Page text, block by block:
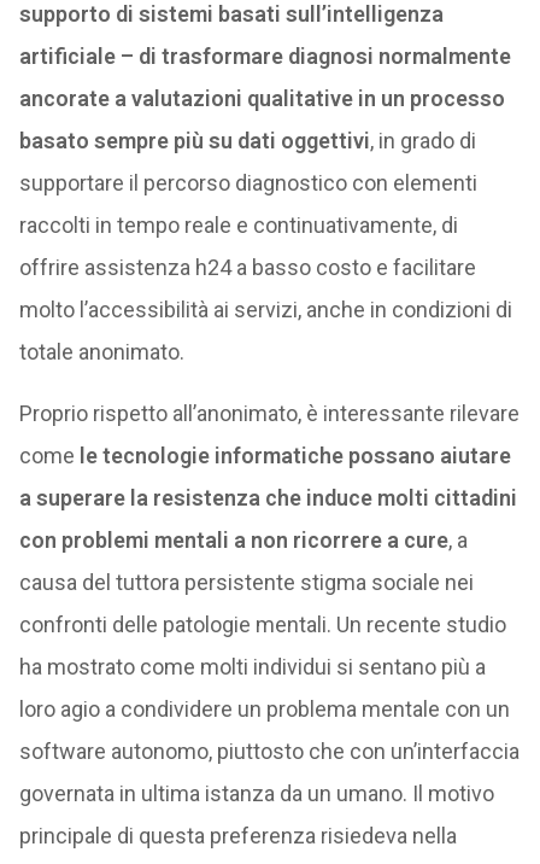
supporto di sistemi basati sull’intelligenza
artificiale – di trasformare diagnosi normalmente
ancorate a valutazioni qualitative in un processo
basato sempre più su dati oggettivi, in grado di
supportare il percorso diagnostico con elementi
raccolti in tempo reale e continuativamente, di
offrire assistenza h24 a basso costo e facilitare
molto l’accessibilità ai servizi, anche in condizioni di
totale anonimato.
Proprio rispetto all’anonimato, è interessante rilevare
come le tecnologie informatiche possano aiutare
a superare la resistenza che induce molti cittadini
con problemi mentali a non ricorrere a cure, a
causa del tuttora persistente stigma sociale nei
confronti delle patologie mentali. Un recente studio
ha mostrato come molti individui si sentano più a
loro agio a condividere un problema mentale con un
software autonomo, piuttosto che con un’interfaccia
governata in ultima istanza da un umano. Il motivo
principale di questa preferenza risiedeva nella